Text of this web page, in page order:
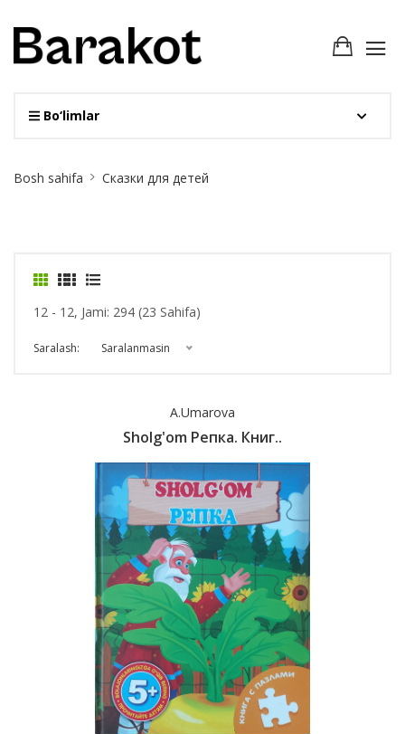
Bo‘limlar
Breadcrumb
Bosh sahifa Сказки для детей
12 - 12, Jami: 294 (23 Sahifa)
Saralash: Saralanmasin
A.Umarova
Sholg'om Репка. Книг..